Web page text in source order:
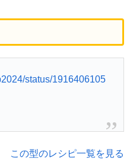
status/1916406105
この型のレシピ一覧を見る